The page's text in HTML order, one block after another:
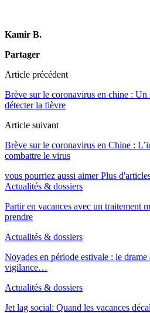
Kamir B.
Partager
Article précédent
Brève sur le coronavirus en chine : Un
détecter la fièvre
Article suivant
Brève sur le coronavirus en Chine :
combattre le virus
vous pourriez aussi aimer Plus
Actualités & dossiers
Partir en vacances avec un traitement
prendre
Actualités & dossiers
Noyades en période estivale : le
vigilance…
Actualités & dossiers
Jet lag social: Quand les vacances